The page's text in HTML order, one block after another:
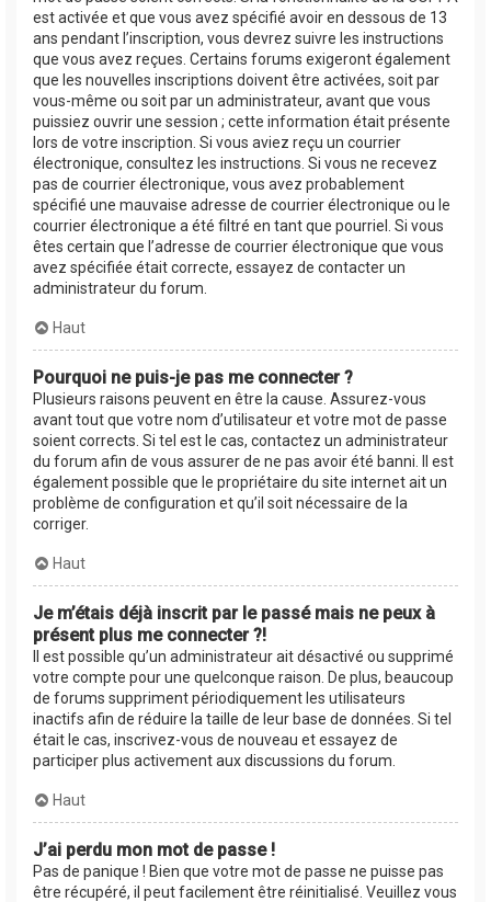
est activée et que vous avez spécifié avoir en dessous de 13
ans pendant l’inscription, vous devrez suivre les instructions
que vous avez reçues. Certains forums exigeront également
que les nouvelles inscriptions doivent être activées, soit par
vous-même ou soit par un administrateur, avant que vous
puissiez ouvrir une session ; cette information était présente
lors de votre inscription. Si vous aviez reçu un courrier
électronique, consultez les instructions. Si vous ne recevez
pas de courrier électronique, vous avez probablement
spécifié une mauvaise adresse de courrier électronique ou le
courrier électronique a été filtré en tant que pourriel. Si vous
êtes certain que l’adresse de courrier électronique que vous
avez spécifiée était correcte, essayez de contacter un
administrateur du forum.
Haut
Pourquoi ne puis-je pas me connecter ?
Plusieurs raisons peuvent en être la cause. Assurez-vous
avant tout que votre nom d’utilisateur et votre mot de passe
soient corrects. Si tel est le cas, contactez un administrateur
du forum afin de vous assurer de ne pas avoir été banni. Il est
également possible que le propriétaire du site internet ait un
problème de configuration et qu’il soit nécessaire de la
corriger.
Haut
Je m’étais déjà inscrit par le passé mais ne peux à
présent plus me connecter ?!
Il est possible qu’un administrateur ait désactivé ou supprimé
votre compte pour une quelconque raison. De plus, beaucoup
de forums suppriment périodiquement les utilisateurs
inactifs afin de réduire la taille de leur base de données. Si tel
était le cas, inscrivez-vous de nouveau et essayez de
participer plus activement aux discussions du forum.
Haut
J’ai perdu mon mot de passe !
Pas de panique ! Bien que votre mot de passe ne puisse pas
être récupéré, il peut facilement être réinitialisé. Veuillez vous